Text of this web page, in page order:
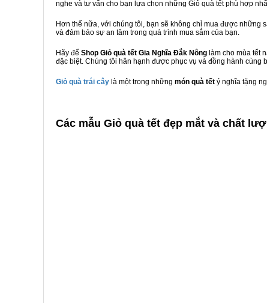
nghe và tư vấn cho bạn lựa chọn những Giỏ quà tết phù hợp
Hơn thế nữa, với chúng tôi, bạn sẽ không chỉ mua được những
và đảm bảo sự an tâm trong quá trình mua sắm của bạn.
Hãy để Shop Giỏ quà tết Gia Nghĩa Đắk Nông làm cho mùa tết
đặc biệt. Chúng tôi hân hạnh được phục vụ và đồng hành cùng
Giỏ quà trái cây là một trong những món quà tết ý nghĩa tặng
Các mẫu Giỏ quà tết đẹp mắt và chất